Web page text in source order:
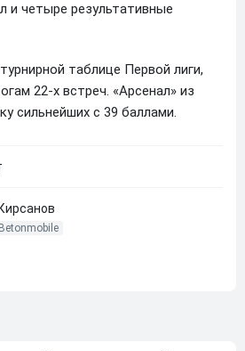
и четыре результативные
таблице Первой лиги,
22-х встреч. «Арсенал» из
сильнейших с 39 баллами.